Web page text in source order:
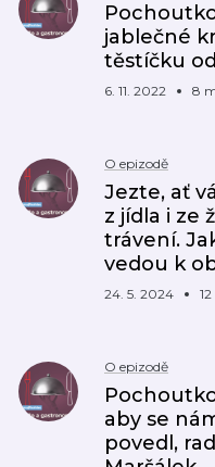
jablečné
těstíčku
6. 11. 2022 8
O epizodě
Jezte, ať
z jídla i ze
trávení.
vedou k
24. 5. 2024
O epizodě
aby se
povedl,